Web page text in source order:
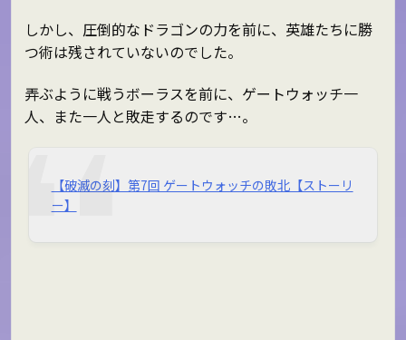
しかし、圧倒的なドラゴンの力を前に、英雄たちに勝
つ術は残されていないのでした。
弄ぶように戦うボーラスを前に、ゲートウォッチ一
人、また一人と敗走するのです…。
【破滅の刻】第7回 ゲートウォッチの敗北【ストーリ
ー】